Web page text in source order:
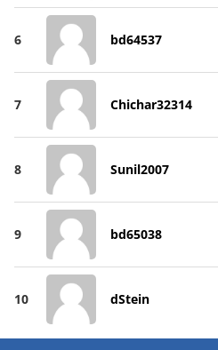
6 bd64537
7 Chichar32314
8 Sunil2007
9 bd65038
10 dStein